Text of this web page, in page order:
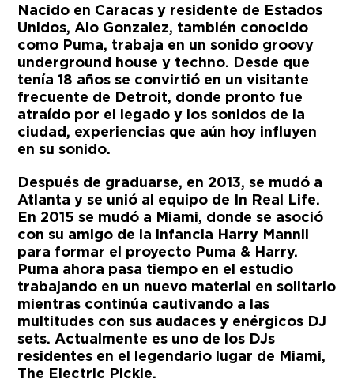
Nacido en Caracas y residente de Estados
Unidos, Alo Gonzalez, también conocido
como Puma, trabaja en un sonido groovy
underground house y techno. Desde que
tenía 18 años se convirtió en un visitante
frecuente de Detroit, donde pronto fue
atraído por el legado y los sonidos de la
ciudad, experiencias que aún hoy influyen
en su sonido.
Después de graduarse, en 2013, se mudó a
Atlanta y se unió al equipo de In Real Life.
En 2015 se mudó a Miami, donde se asoció
con su amigo de la infancia Harry Mannil
para formar el proyecto Puma & Harry.
Puma ahora pasa tiempo en el estudio
trabajando en un nuevo material en solitario
mientras continúa cautivando a las
multitudes con sus audaces y enérgicos DJ
sets. Actualmente es uno de los DJs
residentes en el legendario lugar de Miami,
The Electric Pickle.